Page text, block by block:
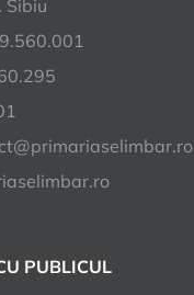
Sibiu”cod
Sibiu
PUBLICUL